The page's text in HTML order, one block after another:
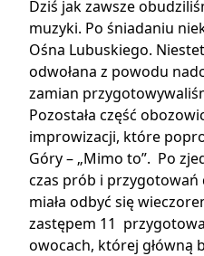
Dziś jak zawsze
muzyki. Po śniadaniu
Ośna Lubuskiego.
odwołana z powodu
zamian
Pozostała część
improwizacji, które
Góry – „Mimo to”. Po
czas prób i
miała odbyć się
zastępem 11
owocach, której główną